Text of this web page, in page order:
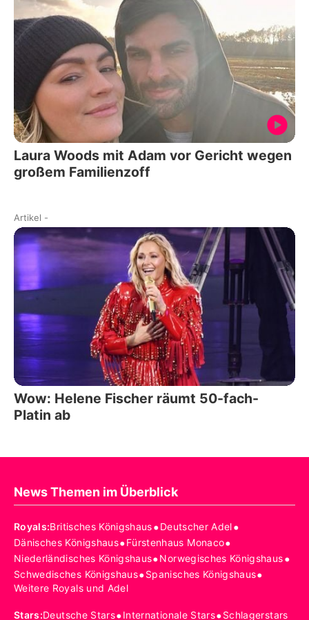
Laura Woods mit Adam vor Gericht wegen
großem Familienzoff
Artikel -
Wow: Helene Fischer räumt 50-fach-
Platin ab
News Themen im Überblick
Royals:Britisches Königshaus•Deutscher Adel•
Dänisches Königshaus•Fürstenhaus Monaco•
Niederländisches Königshaus•Norwegisches Königshaus•
Schwedisches Königshaus•Spanisches Königshaus•
Weitere Royals und Adel
Stars:Deutsche Stars•Internationale Stars•Schlagerstars